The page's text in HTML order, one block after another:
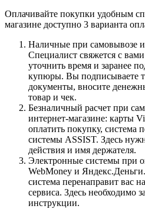
Оплачивайте покупки удобным
магазине доступно 3 варианта
Наличные при самовывозе
Специалист свяжется с
уточнить время и заранее
купюры. Вы подписываете
документы, вносите
товар и чек.
Безналичный расчет при
интернет-магазине: карты
оплатить покупку, система
системы ASSIST. Здесь
действия и имя держателя.
Электронные системы при
WebMoney и
система перенаправит вас
сервиса. Здесь необходимо
инструкции.